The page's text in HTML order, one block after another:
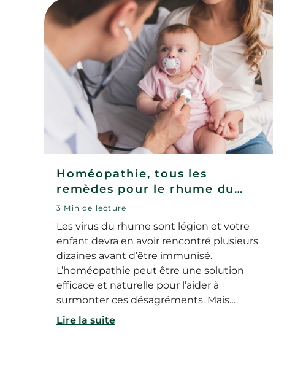
Homéopathie, tous les
remèdes pour le rhume du
nourrisson et du jeune enfant
3 Min de lecture
Les virus du rhume sont légion et votre
enfant devra en avoir rencontré plusieurs
dizaines avant d’être immunisé.
L’homéopathie peut être une solution
efficace et naturelle pour l’aider à
surmonter ces désagréments. Mais
attention, le traitement n’est pas le
Lire la suite